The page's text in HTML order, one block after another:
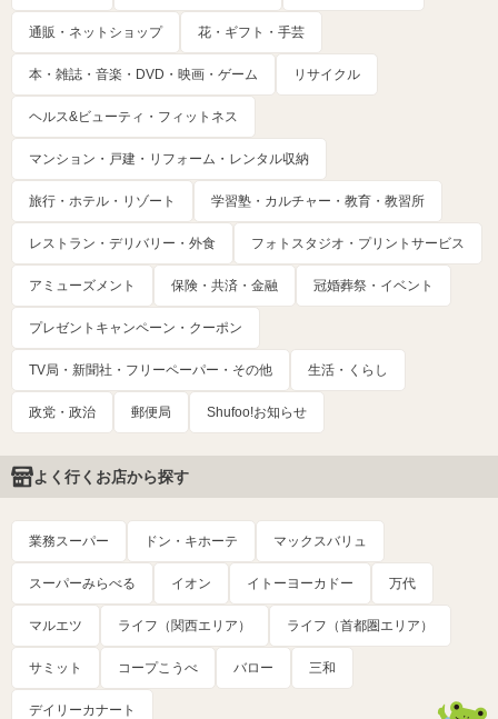
通販・ネットショップ 花・ギフト・手芸
本・雑誌・音楽・DVD・映画・ゲーム リサイクル
ヘルス&ビューティ・フィットネス
マンション・戸建・リフォーム・レンタル収納
旅行・ホテル・リゾート 学習塾・カルチャー・教育・教習所
レストラン・デリバリー・外食 フォトスタジオ・プリントサービス
アミューズメント 保険・共済・金融 冠婚葬祭・イベント
プレゼントキャンペーン・クーポン
TV局・新聞社・フリーペーパー・その他 生活・くらし
政党・政治 郵便局 Shufoo!お知らせ
よく行くお店から探す
業務スーパー ドン・キホーテ マックスバリュ
スーパーみらべる イオン イトーヨーカドー 万代
マルエツ ライフ（関西エリア） ライフ（首都圏エリア）
サミット コープこうべ バロー 三和
デイリーカナート